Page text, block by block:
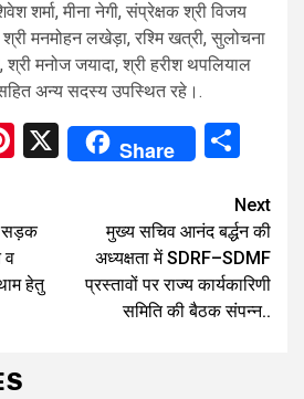
शर्मा, मीना नेगी, संप्रेक्षक श्री विजय
श्री मनमोहन लखेड़ा, रश्मि खत्री, सुलोचना
श्री मनोज जयादा, श्री हरीश थपलियाल
अन्य सदस्य उपस्थित रहे।.
Pinterest
X Share
सड़क
व
हेतु
Next
मुख्य सचिव आनंद बर्द्धन की
अध्यक्षता में SDRF–SDMF
प्रस्तावों पर राज्य कार्यकारिणी
समिति की बैठक संपन्न..